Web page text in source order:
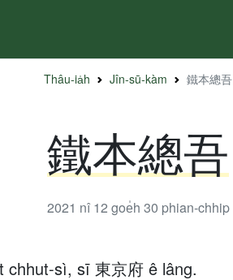
Thâu-ia̍h Jîn-sū-kàm 鐵本總吾
鐵本總吾
2021 nî 12 goe̍h 30 phian-chhip
sì, sī 東京府 ê lâng.